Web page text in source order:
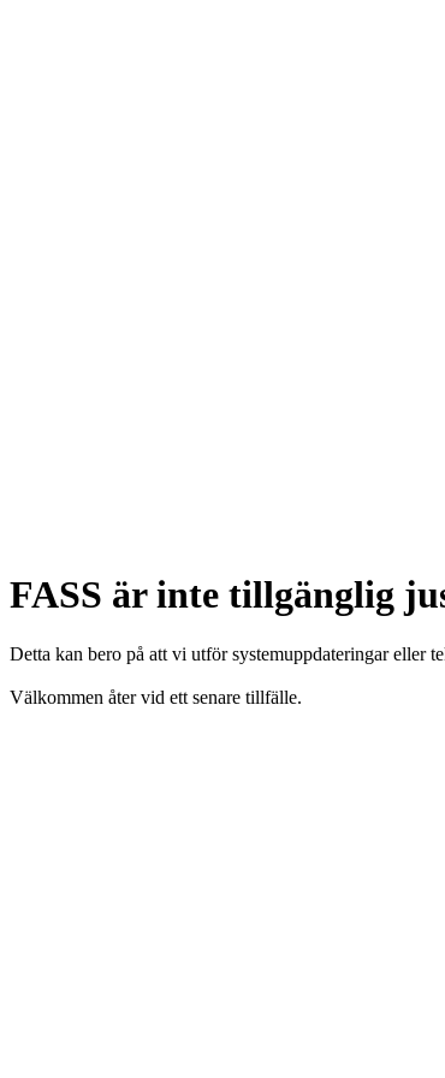
FASS är inte tillgänglig
Detta kan bero på att vi utför systemuppdateringar eller
Välkommen åter vid ett senare tillfälle.